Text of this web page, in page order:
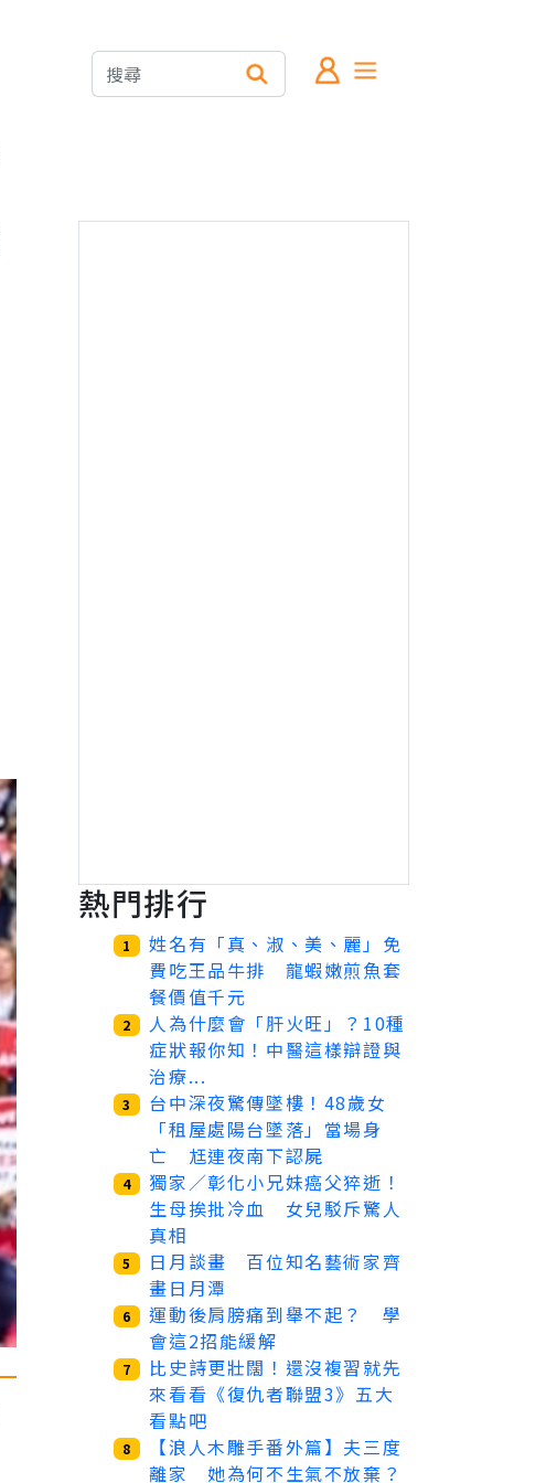
熱門排行
1
姓名有「真、淑、美、麗」免
費吃王品牛排 龍蝦嫩煎魚套
餐價值千元
2
人為什麼會「肝火旺」？10種
症狀報你知！中醫這樣辯證與
治療...
3
台中深夜驚傳墜樓！48歲女
「租屋處陽台墜落」當場身
亡 尪連夜南下認屍
4
獨家／彰化小兄妹癌父猝逝！
生母挨批冷血 女兒駁斥驚人
真相
5
日月談畫 百位知名藝術家齊
畫日月潭
6
運動後肩膀痛到舉不起？ 學
會這2招能緩解
7
比史詩更壯闊！還沒複習就先
來看看《復仇者聯盟3》五大
看點吧
8
【浪人木雕手番外篇】夫三度
離家 她為何不生氣不放棄？